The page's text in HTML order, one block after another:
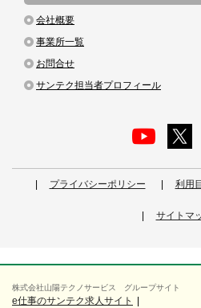
会社概要
事業所一覧
お問合せ
サンテク担当者プロフィール
プライバシーポリシー 利用
サイトマ
株式会社山陽テクノサービス グループサイト
e仕事のサンテク求人サイト